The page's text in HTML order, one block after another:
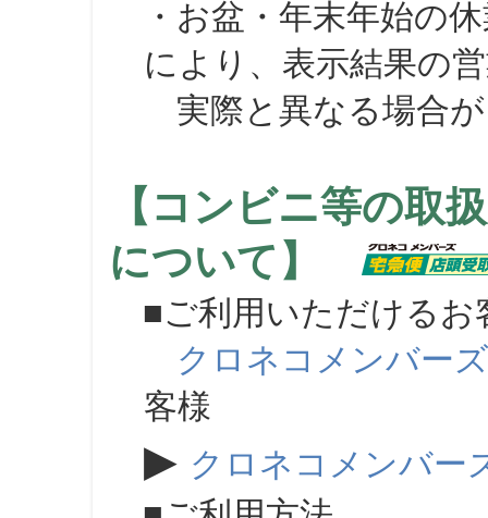
・お盆・年末年始の
により、表示結果の
実際と異なる場合が
【コンビニ等の取
について】
■ご利用いただけるお
クロネコメンバーズ
客様
▶ クロネコメンバー